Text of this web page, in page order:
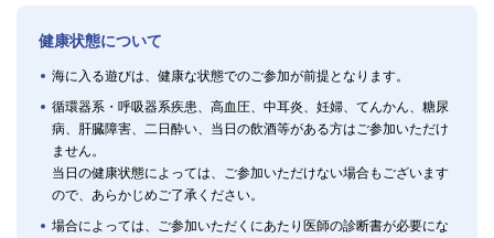
健康状態について
海に入る遊びは、健康な状態でのご参加が前提となります。
循環器系・呼吸器系疾患、高血圧、中耳炎、妊婦、てんかん、糖尿
病、肝臓障害、二日酔い、当日の飲酒等がある方はご参加いただけ
ません。
当日の健康状態によっては、ご参加いただけない場合もございます
ので、あらかじめご了承ください。
場合によっては、ご参加いただくにあたり医師の診断書が必要にな